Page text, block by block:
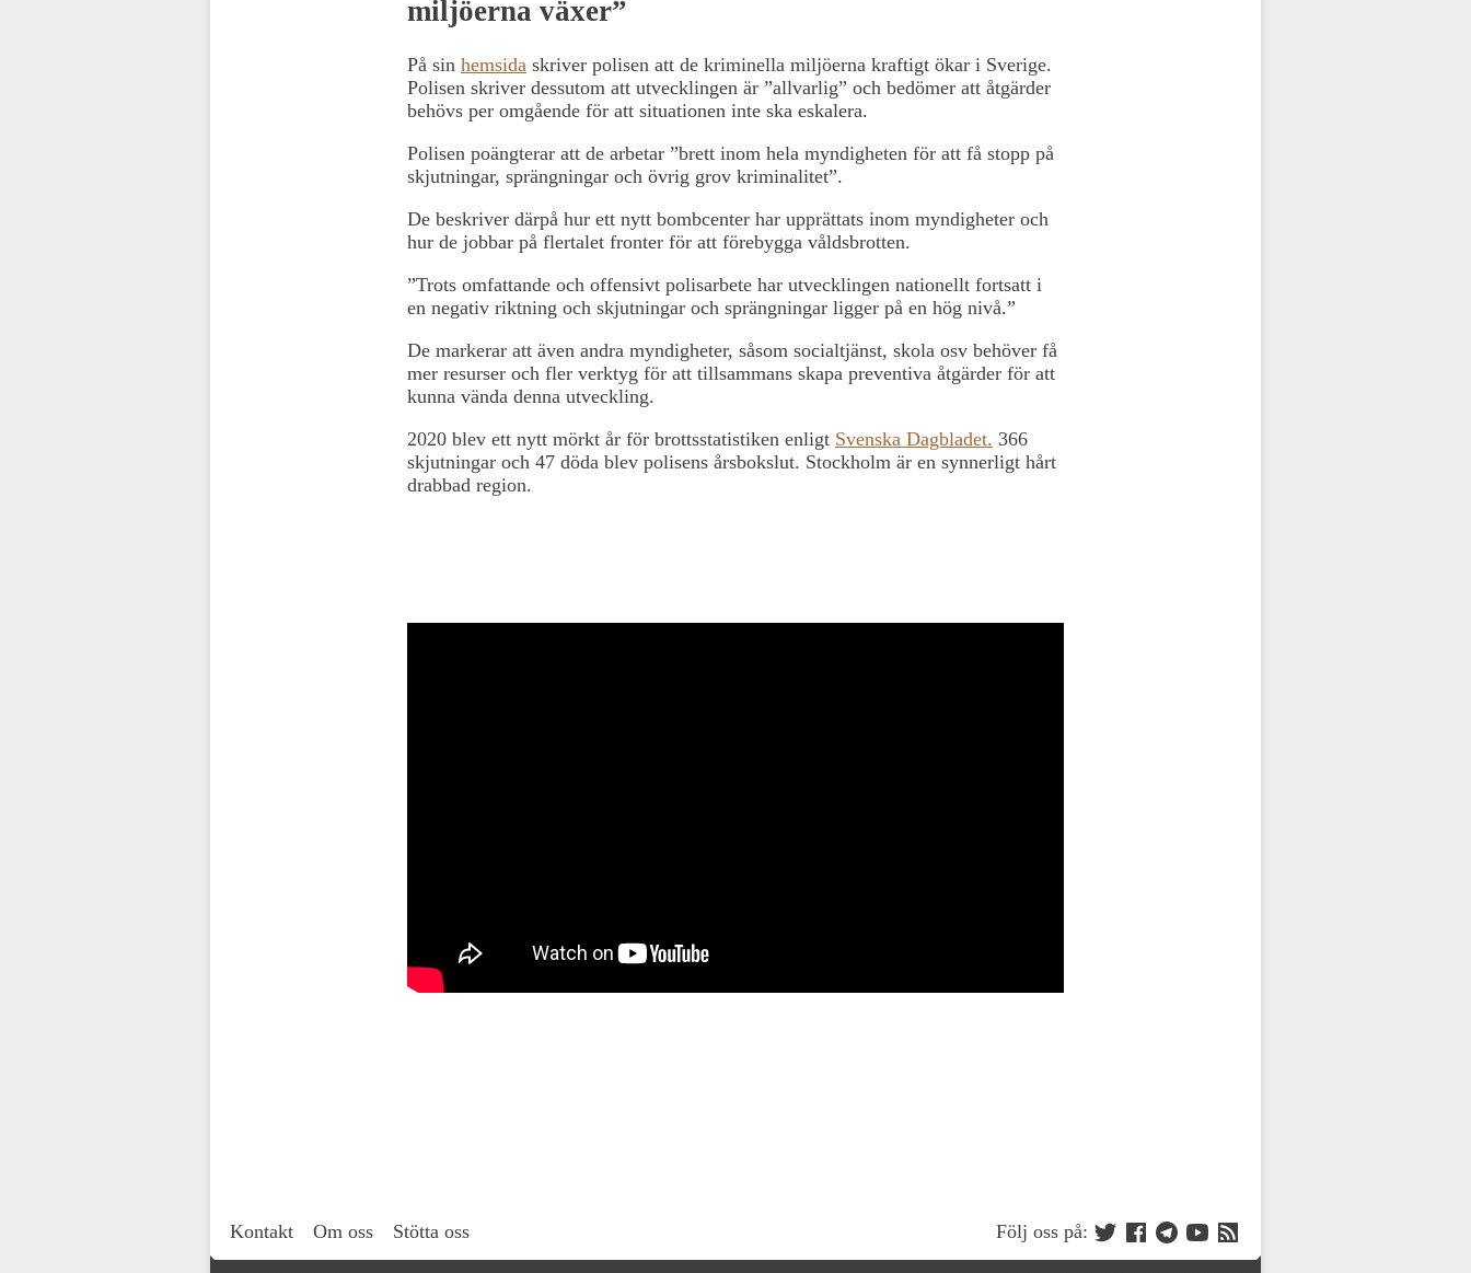
miljöerna växer”
På sin hemsida skriver polisen att de kriminella miljöerna kraftigt ökar i Sverige.
Polisen skriver dessutom att utvecklingen är ”allvarlig” och bedömer att åtgärder
behövs per omgående för att situationen inte ska eskalera.
Polisen poängterar att de arbetar ”brett inom hela myndigheten för att få stopp på
skjutningar, sprängningar och övrig grov kriminalitet”.
De beskriver därpå hur ett nytt bombcenter har upprättats inom myndigheter och
hur de jobbar på flertalet fronter för att förebygga våldsbrotten.
”Trots omfattande och offensivt polisarbete har utvecklingen nationellt fortsatt i
en negativ riktning och skjutningar och sprängningar ligger på en hög nivå.”
De markerar att även andra myndigheter, såsom socialtjänst, skola osv behöver få
mer resurser och fler verktyg för att tillsammans skapa preventiva åtgärder för att
kunna vända denna utveckling.
2020 blev ett nytt mörkt år för brottsstatistiken enligt Svenska Dagbladet. 366
skjutningar och 47 döda blev polisens årsbokslut. Stockholm är en synnerligt hårt
drabbad region.
Kontakt Om oss Stötta oss Följ oss på: